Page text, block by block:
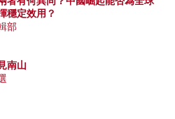
穩定效用？
部
南山